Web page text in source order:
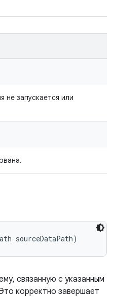
не запускается или
sourceDataPath)
связанную с указанным
корректно завершает